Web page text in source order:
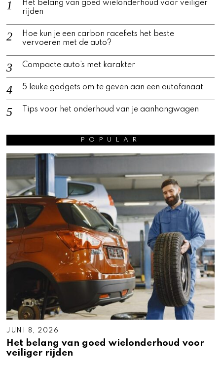
Het belang van goed wielonderhoud voor veiliger
rijden
Hoe kun je een carbon racefiets het beste
vervoeren met de auto?
Compacte auto’s met karakter
5 leuke gadgets om te geven aan een autofanaat
Tips voor het onderhoud van je aanhangwagen
POPULAR
JUNI 8, 2026
Het belang van goed wielonderhoud voor
veiliger rijden